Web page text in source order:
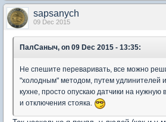
sapsanych
09 Dec 2015
ПалСаныч, on 09 Dec 2015 - 13:35:
Не спешите переваривать, все можно
"холодным" методом, путем удлинителей
кухне, просто опускаю датчики на нужную
и отключения стояка.